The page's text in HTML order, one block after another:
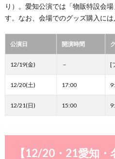
り）。愛知公演では「物販特設会
す。なお、会場でのグッズ購入には
公演日 開演時間
12/19(金) － [
12/20(土) 17:00
12/21(日) 15:00
【12/20・21愛知